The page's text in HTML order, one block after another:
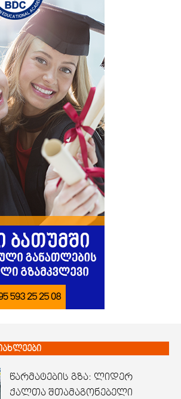
წარმატების გზა: ლიდერ
ქალთა შთამაგონებელი